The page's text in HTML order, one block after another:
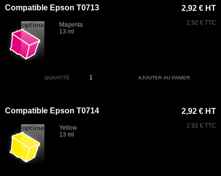
Compatible Epson T0713
Magenta
13 ml
2,92 € HT
2,92 € TTC
QUANTITÉ
Compatible Epson T0714
Yellow
13 ml
2,92 € HT
2,92 € TTC